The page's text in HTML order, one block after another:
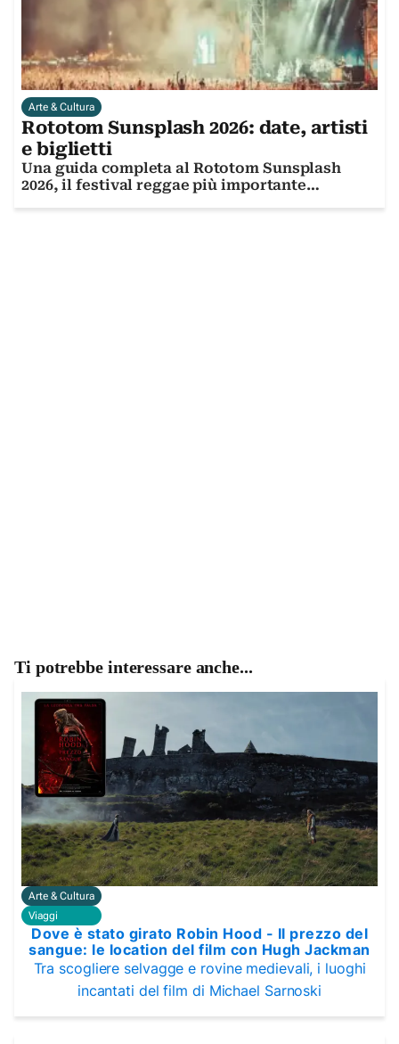
Arte & Cultura
Rototom Sunsplash 2026: date, artisti
e biglietti
Una guida completa al Rototom Sunsplash
2026, il festival reggae più importante
Ti potrebbe interessare anche...
Arte & Cultura
Viaggi
Dove è stato girato Robin Hood - Il prezzo del
sangue: le location del film con Hugh Jackman
Tra scogliere selvagge e rovine medievali, i luoghi
incantati del film di Michael Sarnoski